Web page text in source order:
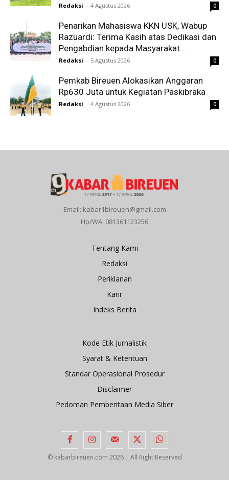
Redaksi - 4 Agustus 2026 0
Penarikan Mahasiswa KKN USK, Wabup
Razuardi: Terima Kasih atas Dedikasi dan
Pengabdian kepada Masyarakat...
Redaksi - 5 Agustus 2026 0
Pemkab Bireuen Alokasikan Anggaran
Rp630 Juta untuk Kegiatan Paskibraka
Redaksi - 4 Agustus 2026 0
Email: kabar1bireuen@gmail.com
Hp/WA: 081361123256
Tentang Kami
Redaksi
Periklanan
Karir
Indeks Berita
Kode Etik Jurnalistik
Syarat & Ketentuan
Standar Operasional Prosedur
Disclaimer
Pedoman Pemberitaan Media Siber
© kabarbireuen.com 2026 | All Right Reserved